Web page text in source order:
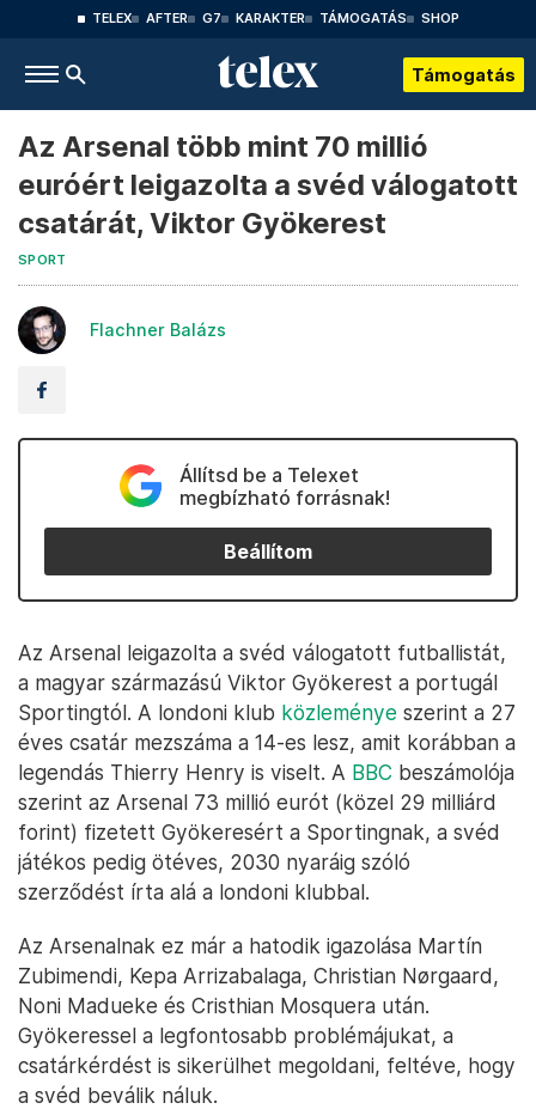
TELEX AFTER G7 KARAKTER TÁMOGATÁS SHOP
Támogatás
Az Arsenal több mint 70 millió
euróért leigazolta a svéd válogatott
csatárát, Viktor Gyökerest
SPORT
Flachner Balázs
Állítsd be a Telexet
megbízható forrásnak!
Beállítom
Az Arsenal leigazolta a svéd válogatott futballistát,
a magyar származású Viktor Gyökerest a portugál
Sportingtól. A londoni klub közleménye szerint a 27
éves csatár mezszáma a 14-es lesz, amit korábban a
legendás Thierry Henry is viselt. A BBC beszámolója
szerint az Arsenal 73 millió eurót (közel 29 milliárd
forint) fizetett Gyökeresért a Sportingnak, a svéd
játékos pedig ötéves, 2030 nyaráig szóló
szerződést írta alá a londoni klubbal.
Az Arsenalnak ez már a hatodik igazolása Martín
Zubimendi, Kepa Arrizabalaga, Christian Nørgaard,
Noni Madueke és Cristhian Mosquera után.
Gyökeressel a legfontosabb problémájukat, a
csatárkérdést is sikerülhet megoldani, feltéve, hogy
a svéd beválik náluk.